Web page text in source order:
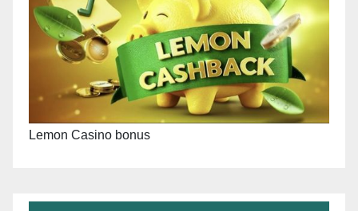
Lemon Casino bonus